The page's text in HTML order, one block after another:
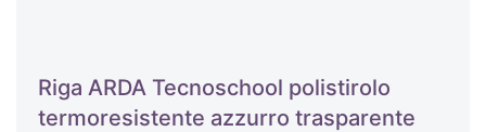
Riga ARDA Tecnoschool polistirolo
termoresistente azzurro trasparente